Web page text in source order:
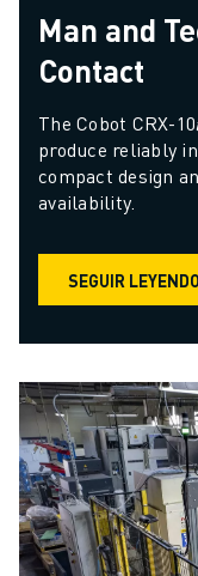
Man and
Contact
The Cobot CRX-
produce reliably
compact design
availability.
SEGUIR LEYENDO